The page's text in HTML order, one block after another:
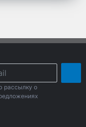
рассылку о